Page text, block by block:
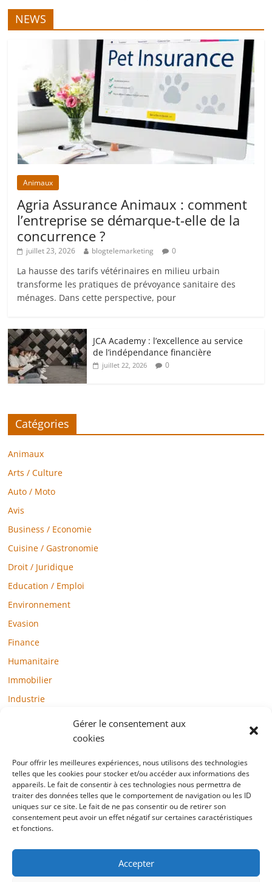
Gérer le consentement aux
cookies
Pour offrir les meilleures expériences, nous utilisons des technologies
telles que les cookies pour stocker et/ou accéder aux informations des
appareils. Le fait de consentir à ces technologies nous permettra de
traiter des données telles que le comportement de navigation ou les ID
uniques sur ce site. Le fait de ne pas consentir ou de retirer son
consentement peut avoir un effet négatif sur certaines caractéristiques
et fonctions.
Accepter
NEWS
Animaux
Agria Assurance Animaux : comment
l’entreprise se démarque-t-elle de la
concurrence ?
juillet 23, 2026 blogtelemarketing 0
La hausse des tarifs vétérinaires en milieu urbain
transforme les pratiques de prévoyance sanitaire des
ménages. Dans cette perspective, pour
JCA Academy : l’excellence au service
de l’indépendance financière
juillet 22, 2026 0
Catégories
Animaux
Arts / Culture
Auto / Moto
Avis
Business / Economie
Cuisine / Gastronomie
Droit / Juridique
Education / Emploi
Environnement
Evasion
Finance
Humanitaire
Immobilier
Industrie
Mode / Beauté / Bien-être
Santé
Société
Sports
Technologie / Internet